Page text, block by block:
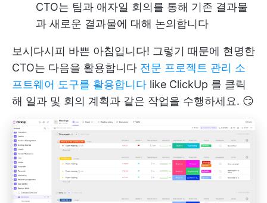
CTO는 팀과 애자일 회의를 통해 기존 결과물
과 새로운 결과물에 대해 논의합니다
보시다시피 바쁜 아침입니다! 그렇기 때문에 현명한
CTO는 다음을 활용합니다 전문 프로젝트 관리 소
프트웨어 도구를 활용합니다 like ClickUp 를 클릭
해 일과 및 회의 계획과 같은 작업을 수행하세요. 😏